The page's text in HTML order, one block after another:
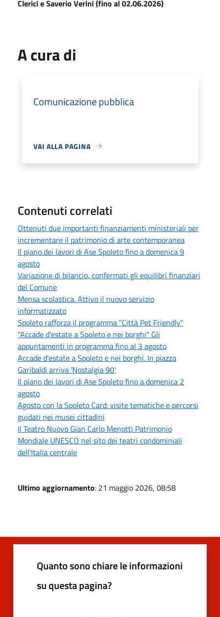
Clerici e Saverio Verini (fino al 02.06.2026)
A cura di
Comunicazione pubblica
VAI ALLA PAGINA
Contenuti correlati
Ottenuti due importanti finanziamenti ministeriali per
incrementare il patrimonio di arte contemporanea
Il piano dei lavori di Ase Spoleto fino a domenica 9
agosto
Variazione di bilancio, confermati gli equilibri finanziari
del Comune
Mensa scolastica. Attivo il nuovo servizio
informatizzato
Spoleto rafforza il programma "Città Pet Friendly"
"Accade d'estate a Spoleto e nei borghi" Gli
appuntamenti in programma fino al 3 agosto
Accade d'estate a Spoleto e nei borghi. In piazza
Garibaldi arriva 'Nostalgia 90'
Il piano dei lavori di Ase Spoleto fino a domenica 2
agosto
Agosto con la Spoleto Card: visite tematiche e percorsi
guidati nei musei cittadini
Il Teatro Nuovo Gian Carlo Menotti Patrimonio
Mondiale UNESCO nel sito dei teatri condominiali
dell'Italia centrale
Ultimo aggiornamento: 21 maggio 2026, 08:58
Quanto sono chiare le informazioni
su questa pagina?